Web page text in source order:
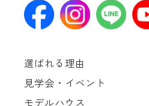
選ばれる理由
見学会・イベント
モデルハウス